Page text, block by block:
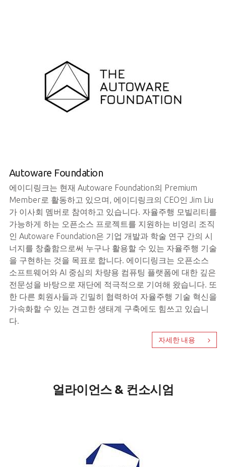
Autoware Foundation
에이디링크는 현재 Autoware Foundation의 Premium
Member로 활동하고 있으며, 에이디링크의 CEO인 Jim Liu
가 이사회 멤버로 참여하고 있습니다. 자율주행 모빌리티를
가능하게 하는 오픈소스 프로젝트를 지원하는 비영리 조직
인 Autoware Foundation은 기업 개발과 학술 연구 간의 시
너지를 창출함으로써 누구나 활용할 수 있는 자율주행 기술
을 구현하는 것을 목표로 합니다. 에이디링크는 오픈소스
소프트웨어와 AI 중심의 차량용 컴퓨팅 플랫폼에 대한 깊은
전문성을 바탕으로 재단에 적극적으로 기여해 왔습니다. 또
한 다른 회원사들과 긴밀히 협력하여 자율주행 기술 혁신을
가속화할 수 있는 견고한 생태계 구축에도 힘쓰고 있습니
다.
자세한 내용
얼라이언스 & 컨소시엄